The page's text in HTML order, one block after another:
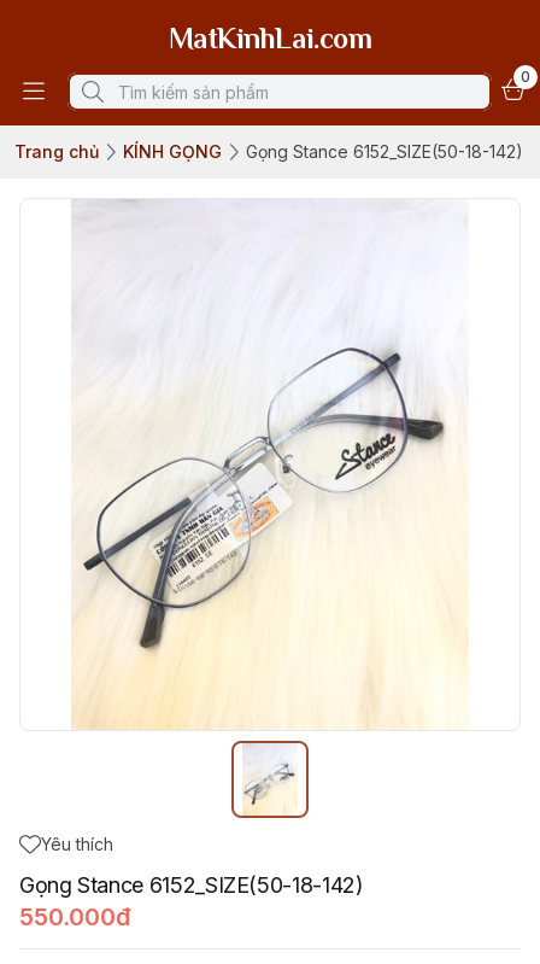
MatKinhLai.com
0
Trang chủ KÍNH GỌNG Gọng Stance 6152_SIZE(50-18-142)
Yêu thích
Gọng Stance 6152_SIZE(50-18-142)
550.000đ